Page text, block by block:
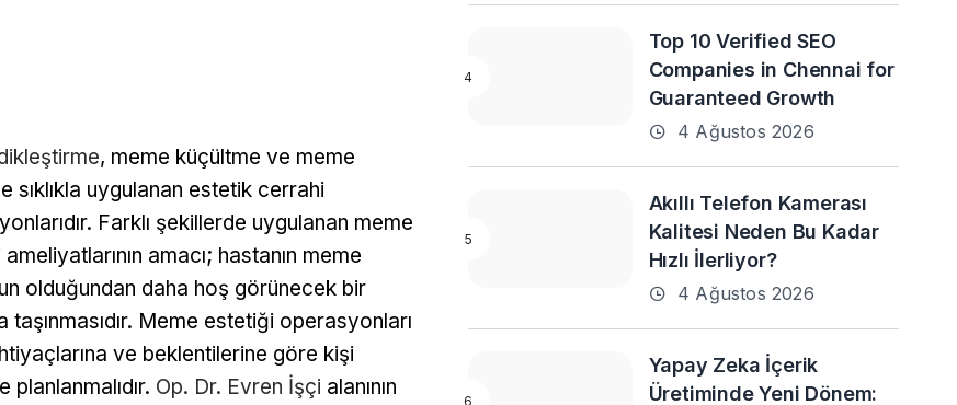
, meme küçültme ve meme
sıklıkla uygulanan estetik cerrahi
Farklı şekillerde uygulanan meme
amacı; hastanın meme
olduğundan daha hoş görünecek bir
taşınmasıdır. Meme estetiği operasyonları
ve beklentilerine göre kişi
planlanmalıdır. Op. Dr. Evren İşçi alanının
Top 10 Verified SEO
Companies in Chennai for
Guaranteed Growth
4 Ağustos 2026
Akıllı Telefon Kamerası
Kalitesi Neden Bu Kadar
Hızlı İlerliyor?
4 Ağustos 2026
Yapay Zeka İçerik
Üretiminde Yeni Dönem: